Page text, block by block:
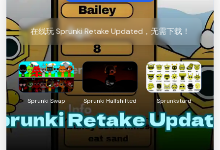
在线玩 Sprunki Retake Updated，无需下载！
Sprunki Swap Sprunki Halfshifted Sprunkstard